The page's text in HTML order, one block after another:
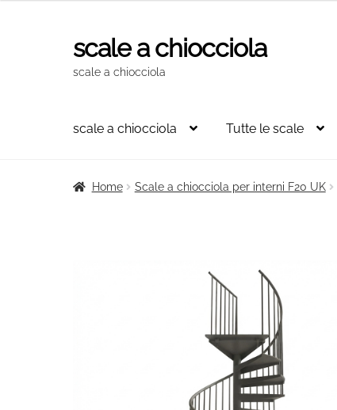
Vai
alla
Vai
al
scale a chiocciola
scale a chiocciola
scale a chiocciola Tutte le scale
Home Scale a chiocciola per interni F20 UK
3.792,00€.2.560,00€.